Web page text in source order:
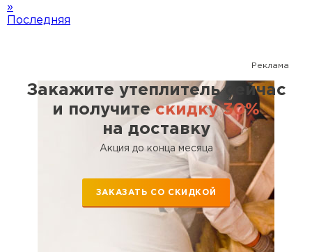
»
Последняя
Реклама
Закажите утеплитель сейчас
и получитескидку 30%
на доставку
Акция до конца месяца
ЗАКАЗАТЬ СО СКИДКОЙ